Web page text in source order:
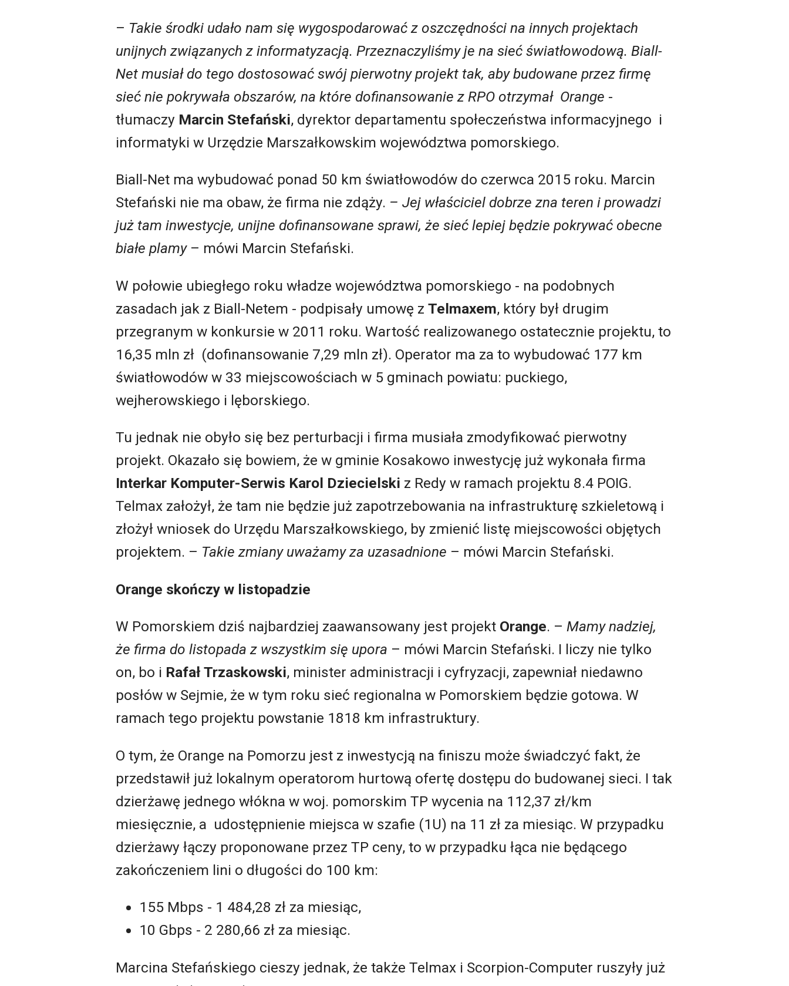
– Takie środki udało nam się wygospodarować z oszczędności na innych projektach
unijnych związanych z informatyzacją. Przeznaczyliśmy je na sieć światłowodową. Biall-
Net musiał do tego dostosować swój pierwotny projekt tak, aby budowane przez firmę
sieć nie pokrywała obszarów, na które dofinansowanie z RPO otrzymał Orange -
tłumaczy Marcin Stefański, dyrektor departamentu społeczeństwa informacyjnego i
informatyki w Urzędzie Marszałkowskim województwa pomorskiego.
Biall-Net ma wybudować ponad 50 km światłowodów do czerwca 2015 roku. Marcin
Stefański nie ma obaw, że firma nie zdąży. – Jej właściciel dobrze zna teren i prowadzi
już tam inwestycje, unijne dofinansowane sprawi, że sieć lepiej będzie pokrywać obecne
białe plamy– mówi Marcin Stefański.
W połowie ubiegłego roku władze województwa pomorskiego - na podobnych
zasadach jak z Biall-Netem - podpisały umowę z Telmaxem, który był drugim
przegranym w konkursie w 2011 roku. Wartość realizowanego ostatecznie projektu, to
16,35 mln zł (dofinansowanie 7,29 mln zł). Operator ma za to wybudować 177 km
światłowodów w 33 miejscowościach w 5 gminach powiatu: puckiego,
wejherowskiego i lęborskiego.
Tu jednak nie obyło się bez perturbacji i firma musiała zmodyfikować pierwotny
projekt. Okazało się bowiem, że w gminie Kosakowo inwestycję już wykonała firma
Interkar Komputer-Serwis Karol Dziecielski z Redy w ramach projektu 8.4 POIG.
Telmax założył, że tam nie będzie już zapotrzebowania na infrastrukturę szkieletową i
złożył wniosek do Urzędu Marszałkowskiego, by zmienić listę miejscowości objętych
projektem. – Takie zmiany uważamy za uzasadnione – mówi Marcin Stefański.
Orange skończy w listopadzie
W Pomorskiem dziś najbardziej zaawansowany jest projekt Orange. – Mamy nadziej,
że firma do listopada z wszystkim się upora – mówi Marcin Stefański. I liczy nie tylko
on, bo i Rafał Trzaskowski, minister administracji i cyfryzacji, zapewniał niedawno
posłów w Sejmie, że w tym roku sieć regionalna w Pomorskiem będzie gotowa. W
ramach tego projektu powstanie 1818 km infrastruktury.
O tym, że Orange na Pomorzu jest z inwestycją na finiszu może świadczyć fakt, że
przedstawił już lokalnym operatorom hurtową ofertę dostępu do budowanej sieci. I tak
dzierżawę jednego włókna w woj. pomorskim TP wycenia na 112,37 zł/km
miesięcznie, a udostępnienie miejsca w szafie (1U) na 11 zł za miesiąc. W przypadku
dzierżawy łączy proponowane przez TP ceny, to w przypadku łąca nie będącego
zakończeniem lini o długości do 100 km:
155 Mbps - 1 484,28 zł za miesiąc,
10 Gbps - 2 280,66 zł za miesiąc.
Marcina Stefańskiego cieszy jednak, że także Telmax i Scorpion-Computer ruszyły już